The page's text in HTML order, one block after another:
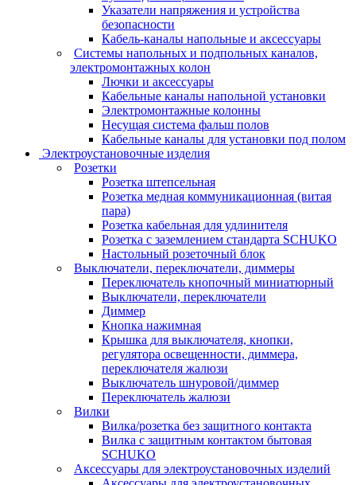
Указатели напряжения и устройства
безопасности
Кабель-каналы напольные и аксессуары
Системы напольных и подпольных каналов,
электромонтажных колон
Лючки и аксессуары
Кабельные каналы напольной установки
Электромонтажные колонны
Несущая система фальш полов
Кабельные каналы для установки под полом
Электроустановочные изделия
Розетки
Розетка штепсельная
Розетка медная коммуникационная (витая
пара)
Розетка кабельная для удлинителя
Розетка с заземлением стандарта SCHUKO
Настольный розеточный блок
Выключатели, переключатели, диммеры
Переключатель кнопочный миниатюрный
Выключатели, переключатели
Диммер
Кнопка нажимная
Крышка для выключателя, кнопки,
регулятора освещенности, диммера,
переключателя жалюзи
Выключатель шнуровой/диммер
Переключатель жалюзи
Вилки
Вилка/розетка без защитного контакта
Вилка с защитным контактом бытовая
SCHUKO
Аксессуары для электроустановочных изделий